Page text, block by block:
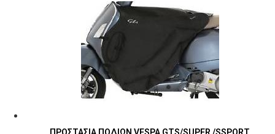
έχει
πολλαπλές
παραλλαγές.
Οι
επιλογές
μπορούν